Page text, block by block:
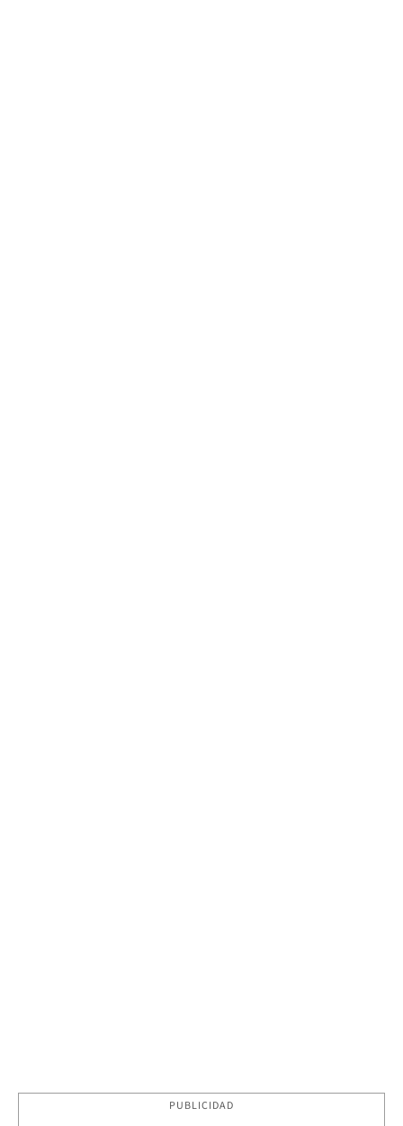
PUBLICIDAD